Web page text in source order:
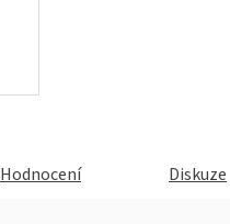
Hodnocení Diskuze